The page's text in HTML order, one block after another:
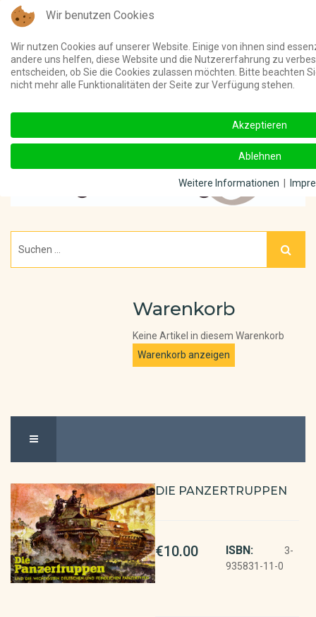
Warenkorb
Keine Artikel in diesem Warenkorb
DIE PANZERTRUPPEN
€10.00 ISBN:
3-
935831-11-0
Wir benutzen Cookies
Wir nutzen Cookies auf unserer Website. Einige von ihnen sind
andere uns helfen, diese Website und die Nutzererfahrung zu
entscheiden, ob Sie die Cookies zulassen möchten. Bitte beachten
nicht mehr alle Funktionalitäten der Seite zur Verfügung stehen.
Akzeptieren
Ablehnen
Weitere Informationen